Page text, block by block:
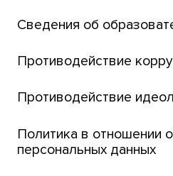
Парк
Английский для всех
ТГУ
Интернет-лицей
Открытые онлайн-курсы
Сведения об
Противодействие
Противодействие
Политика в отношении
персональных данных